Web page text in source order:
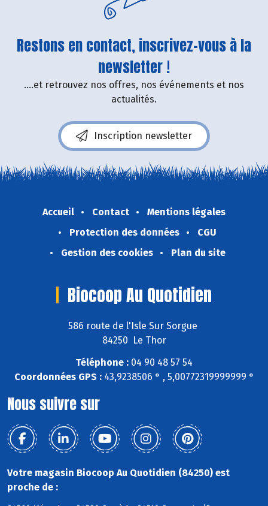
Restons en contact, inscrivez-vous à la
newsletter !
....et retrouvez nos offres, nos événements et nos
actualités.
Inscription newsletter
Accueil Contact
Mentions légales
Protection des données
CGU
Gestion des cookies
Plan du site
Biocoop Au Quotidien
586 route de l'Isle Sur Sorgue
84250 Le Thor
Téléphone : 04 90 48 57 54
Coordonnées GPS :43,9238506 ° , 5,00772319999999 °
Nous suivre sur
Votre magasin Biocoop Au Quotidien (84250) est
proche de :